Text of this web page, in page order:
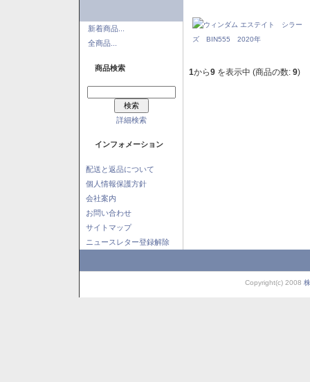
新着商品...
全商品...
商品検索
詳細検索
インフォメーション
配送と返品について
個人情報保護方針
会社案内
お問い合わせ
サイトマップ
ニュースレター登録解除
1から9 を表示中 (商品の数: 9)
Copyright(c) 2008